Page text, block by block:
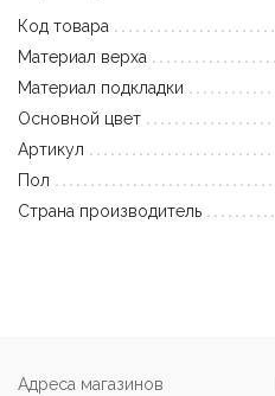
Код товара
Материал верха
Материал подкладки
Основной цвет
Артикул
Пол
Страна производитель
Адреса магазинов